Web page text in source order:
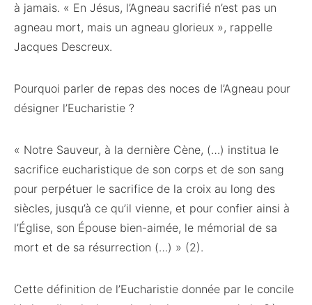
à jamais. « En Jésus, l’Agneau sacrifié n’est pas un
agneau mort, mais un agneau glorieux », rappelle
Jacques Descreux.
Pourquoi parler de repas des noces de l’Agneau pour
désigner l’Eucharistie ?
« Notre Sauveur, à la dernière Cène, (…) institua le
sacrifice eucharistique de son corps et de son sang
pour perpétuer le sacrifice de la croix au long des
siècles, jusqu’à ce qu’il vienne, et pour confier ainsi à
l’Église, son Épouse bien-aimée, le mémorial de sa
mort et de sa résurrection (…) » (2).
Cette définition de l’Eucharistie donnée par le concile